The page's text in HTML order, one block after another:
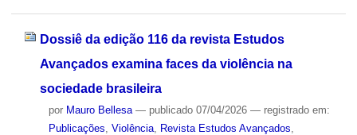
Dossiê da edição 116 da revista Estudos
Avançados examina faces da violência na
sociedade brasileira
por Mauro Bellesa — publicado07/04/2026 — registrado em:
Publicações Violência, Revista Estudos Avançados